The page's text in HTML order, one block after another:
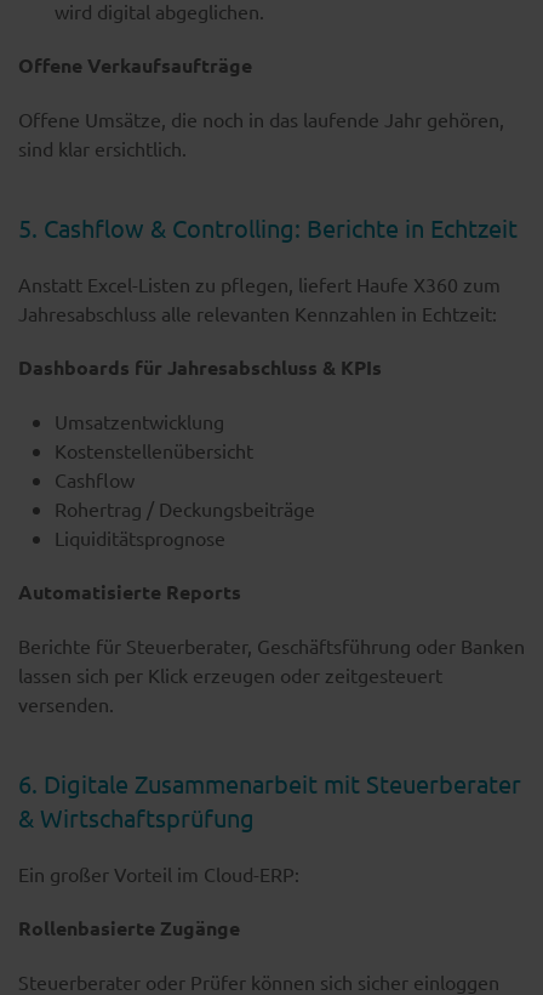
wird digital abgeglichen.
Offene Verkaufsaufträge
Offene Umsätze, die noch in das laufende Jahr gehören,
sind klar ersichtlich.
5. Cashflow & Controlling: Berichte in Echtzeit
Anstatt Excel-Listen zu pflegen, liefert Haufe X360 zum
Jahresabschluss alle relevanten Kennzahlen in Echtzeit:
Dashboards für Jahresabschluss & KPIs
Umsatzentwicklung
Kostenstellenübersicht
Cashflow
Rohertrag / Deckungsbeiträge
Liquiditätsprognose
Automatisierte Reports
Berichte für Steuerberater, Geschäftsführung oder Banken
lassen sich per Klick erzeugen oder zeitgesteuert
versenden.
6. Digitale Zusammenarbeit mit Steuerberater
& Wirtschaftsprüfung
Ein großer Vorteil im Cloud-ERP:
Rollenbasierte Zugänge
Steuerberater oder Prüfer können sich sicher einloggen